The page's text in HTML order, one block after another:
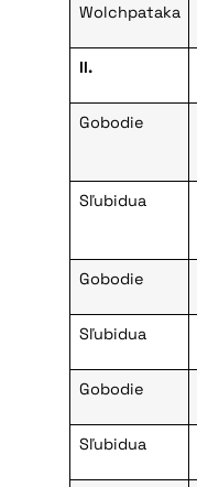
Wolchpataka
II.
Gobodie
Sľubidua
Gobodie
Sľubidua
Gobodie
Sľubidua